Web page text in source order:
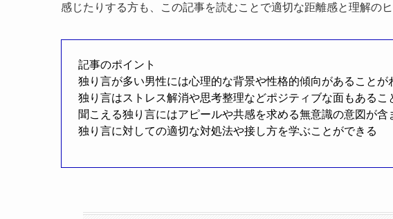
感じたりする方も、この記事を読むことで適切な距離感と理解の
記事のポイント
独り言が多い男性には心理的な背景や性格的傾向があることが
独り言はストレス解消や思考整理などポジティブな面もあるこ
聞こえる独り言にはアピールや共感を求める無意識の意図が含
独り言に対しての適切な対処法や接し方を学ぶことができる